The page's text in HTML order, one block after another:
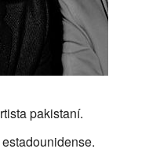
pakistaní.